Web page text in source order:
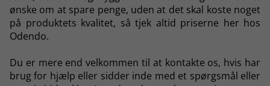
ønske om at spare penge, uden at det skal koste noget
på produktets kvalitet, så tjek altid priserne her hos
Odendo.
Du er mere end velkommen til at kontakte os, hvis har
brug for hjælp eller sidder inde med et spørgsmål eller